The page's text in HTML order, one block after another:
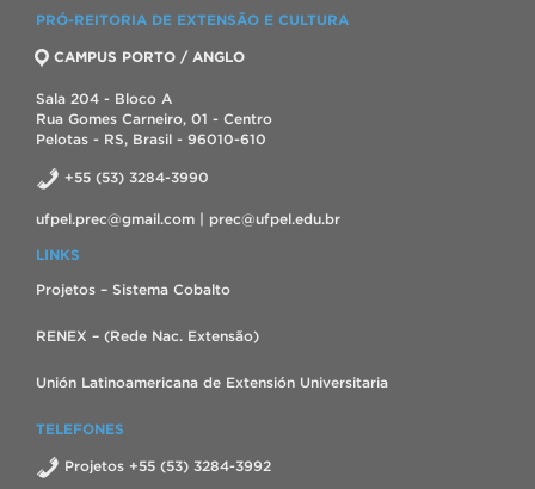
PRÓ-REITORIA DE EXTENSÃO E CULTURA
CAMPUS PORTO / ANGLO
Sala 204 - Bloco A
Rua Gomes Carneiro, 01 - Centro
Pelotas - RS, Brasil - 96010-610
+55 (53) 3284-3990
ufpel.prec@gmail.com | prec@ufpel.edu.br
LINKS
Projetos – Sistema Cobalto
RENEX – (Rede Nac. Extensão)
Unión Latinoamericana de Extensión Universitaria
TELEFONES
Projetos +55 (53) 3284-3992